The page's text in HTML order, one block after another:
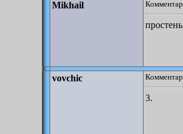
Mikhail
vovchic
3.